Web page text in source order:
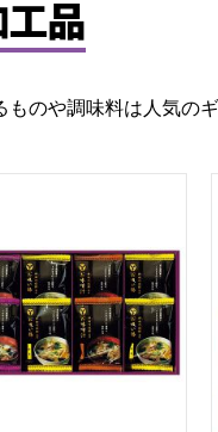
工品
のや調味料は人気のギ